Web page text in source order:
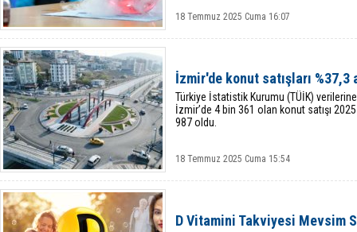
18 Temmuz 2025 Cuma 16:07
İzmir'de konut satışları %37,3
Türkiye İstatistik Kurumu (TÜİK)
İzmir’de 4 bin 361 olan konut satışı
987 oldu.
18 Temmuz 2025 Cuma 15:54
D Vitamini Takviyesi Mevsim